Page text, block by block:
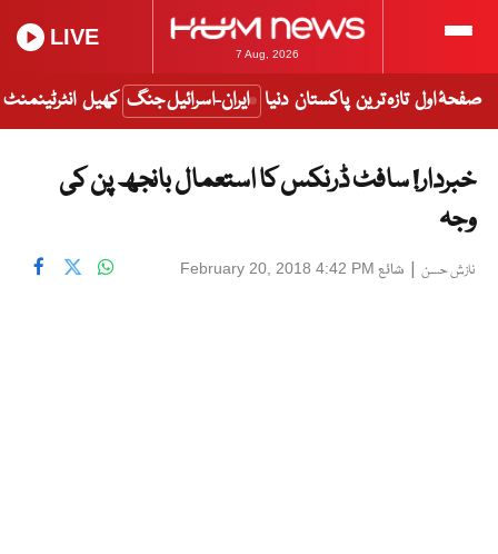
7 Aug, 2026
LIVE
صفحۂ اول تازہ ترین پاکستان دنیا ایران-اسرائیل جنگ کھیل انٹرٹینمنٹ
خبردار! سافٹ ڈرنکس کا استعمال بانجھ پن کی
وجہ
نازش حسن | شائع February 20, 2018 4:42 PM